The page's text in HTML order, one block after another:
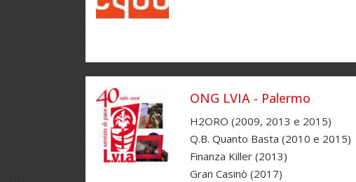
ONG LVIA - Palermo
H2ORO (2009, 2013 e 2015)
Q.B. Quanto Basta (2010 e 2015)
Finanza Killer (2013)
Gran Casinò (2017)